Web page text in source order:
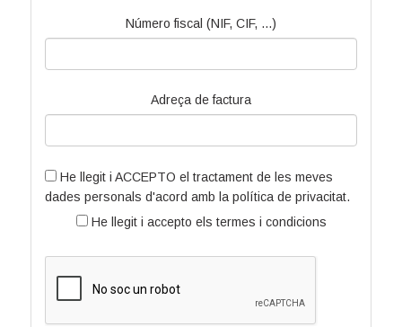
Número fiscal (NIF, CIF, ...)
Adreça de factura
He llegit i ACCEPTO el tractament de les meves
dades personals d'acord amb lapolítica de privacitat.
He llegit i accepto els termes i condicions